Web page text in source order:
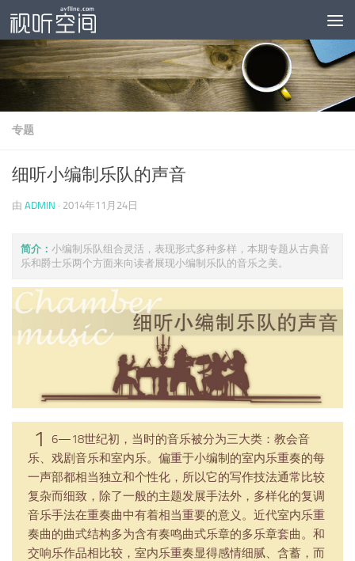
跳至内容
专题
细听小编制乐队的声音
由 ADMIN · 2014年11月24日
简介： 小编制乐队组合灵活，表现形式多种多样，本期专题从古典音
乐和爵士乐两个方面来向读者展现小编制乐队的音乐之美。
1
6—18世纪初，当时的音乐被分为三大类：教会音
乐、戏剧音乐和室内乐。偏重于小编制的室内乐重奏的每
一声部都相当独立和个性化，所以它的写作技法通常比较
复杂而细致，除了一般的主题发展手法外，多样化的复调
音乐手法在重奏曲中有着相当重要的意义。近代室内乐重
奏曲的曲式结构多为含有奏鸣曲式乐章的多乐章套曲。和
交响乐作品相比较，室内乐重奏显得感情细腻、含蓄，而